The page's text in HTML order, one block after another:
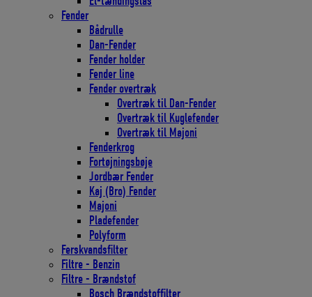
Fender
Bådrulle
Dan-Fender
Fender holder
Fender line
Fender overtræk
Overtræk til Dan-Fender
Overtræk til Kuglefender
Overtræk til Majoni
Fenderkrog
Fortøjningsbøje
Jordbær Fender
Kaj (Bro) Fender
Majoni
Pladefender
Polyform
Ferskvandsfilter
Filtre - Benzin
Filtre - Brændstof
Bosch Brændstoffilter